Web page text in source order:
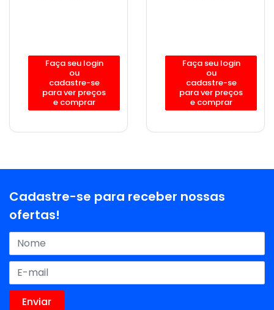
Faça seu login
ou
cadastre-se
para ver preços
e comprar
Faça seu login
ou
cadastre-se
para ver preços
e comprar
Cadastre-se para receber nossas
ofertas!